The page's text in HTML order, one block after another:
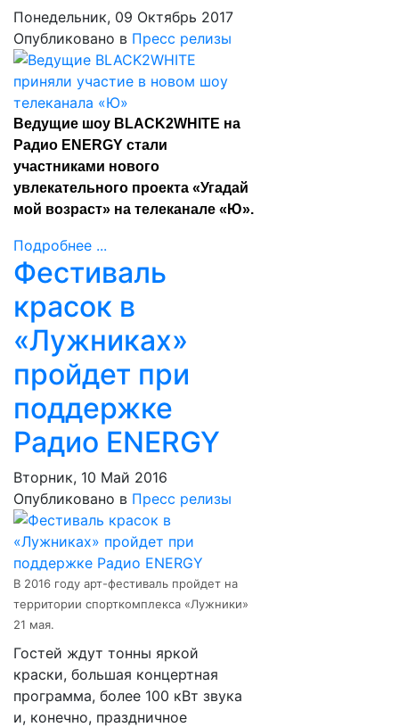
Понедельник, 09 Октябрь 2017
Опубликовано в Пресс релизы
Ведущие шоу BLACK2WHITE на
Радио ENERGY стали
участниками нового
увлекательного проекта «Угадай
мой возраст» на телеканале «Ю».
Подробнее ...
Фестиваль
красок в
«Лужниках»
пройдет при
поддержке
Радио ENERGY
Вторник, 10 Май 2016
Опубликовано в Пресс релизы
В 2016 году арт-фестиваль пройдет на
территории спорткомплекса «Лужники»
21 мая.
Гостей ждут тонны яркой
краски, большая концертная
программа, более 100 кВт звука
и, конечно, праздничное